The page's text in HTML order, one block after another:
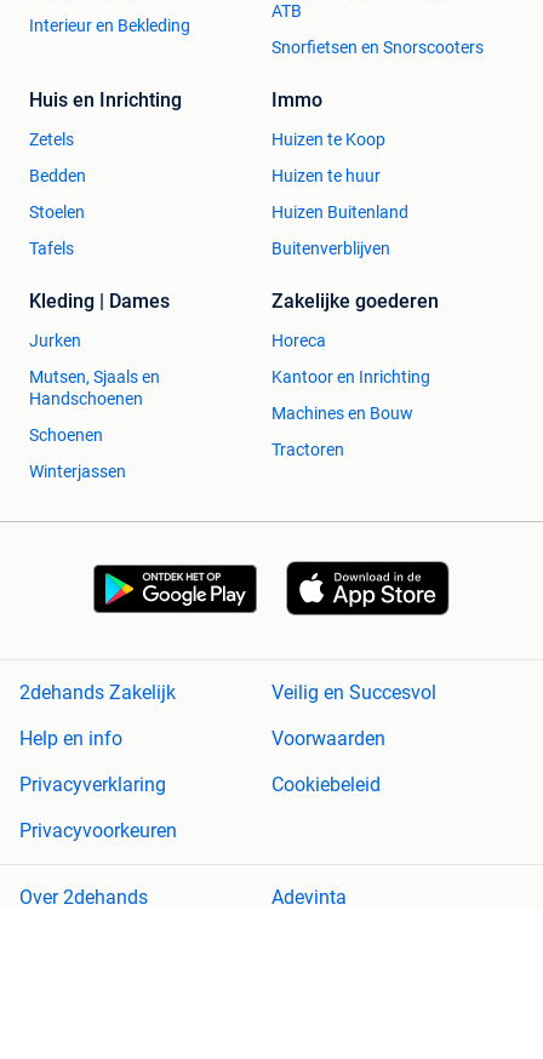
Interieur en Bekleding
ATB
Snorfietsen en Snorscooters
Huis en Inrichting
Zetels
Bedden
Stoelen
Tafels
Immo
Huizen te Koop
Huizen te huur
Huizen Buitenland
Buitenverblijven
Kleding | Dames
Jurken
Mutsen, Sjaals en
Handschoenen
Schoenen
Winterjassen
Zakelijke goederen
Horeca
Kantoor en Inrichting
Machines en Bouw
Tractoren
2dehands Zakelijk
Veilig en Succesvol
Help en info
Voorwaarden
Privacyverklaring
Cookiebeleid
Privacyvoorkeuren
Over 2dehands
Adevinta